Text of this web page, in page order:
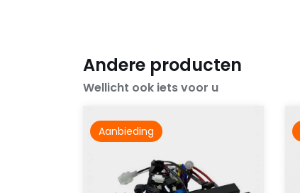
Andere producten
Wellicht ook iets voor u
Aanbieding